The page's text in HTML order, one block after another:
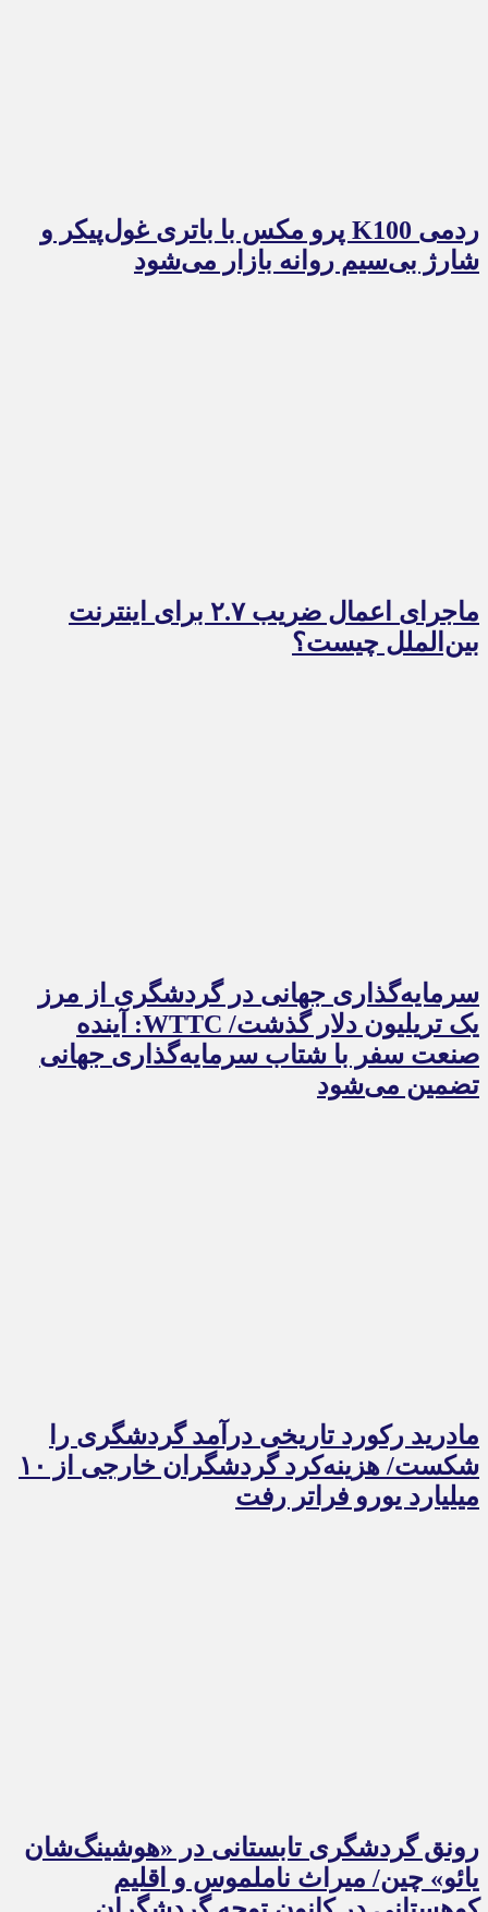
ردمی K100 پرو مکس با باتری غول‌پیکر و
شارژ بی‌سیم روانه بازار می‌شود
ماجرای اعمال ضریب ۲.۷ برای اینترنت
بین‌الملل چیست؟
سرمایه‌گذاری جهانی در گردشگری از مرز
یک تریلیون دلار گذشت/ WTTC: آینده
صنعت سفر با شتاب سرمایه‌گذاری جهانی
تضمین می‌شود
مادرید رکورد تاریخی درآمد گردشگری را
شکست/ هزینه‌کرد گردشگران خارجی از ۱۰
میلیارد یورو فراتر رفت
رونق گردشگری تابستانی در «هوشینگ‌شان
یائو» چین/ میراث ناملموس و اقلیم